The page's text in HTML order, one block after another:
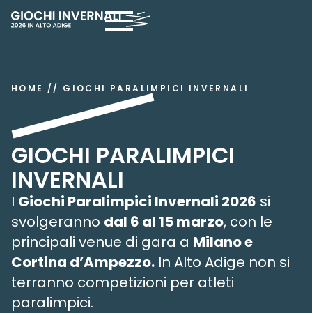
HOME // GIOCHI PARALIMPICI INVERNALI
GIOCHI PARALIMPICI
INVERNALI
I Giochi Paralimpici Invernali 2026 si
svolgeranno dal 6 al 15 marzo, con le
principali venue di gara a Milano e
Cortina d’Ampezzo. In Alto Adige non si
terranno competizioni per atleti
paralimpici.